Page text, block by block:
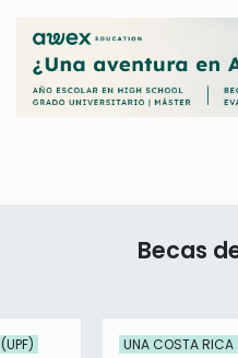
Becas
UNA COSTA RICA